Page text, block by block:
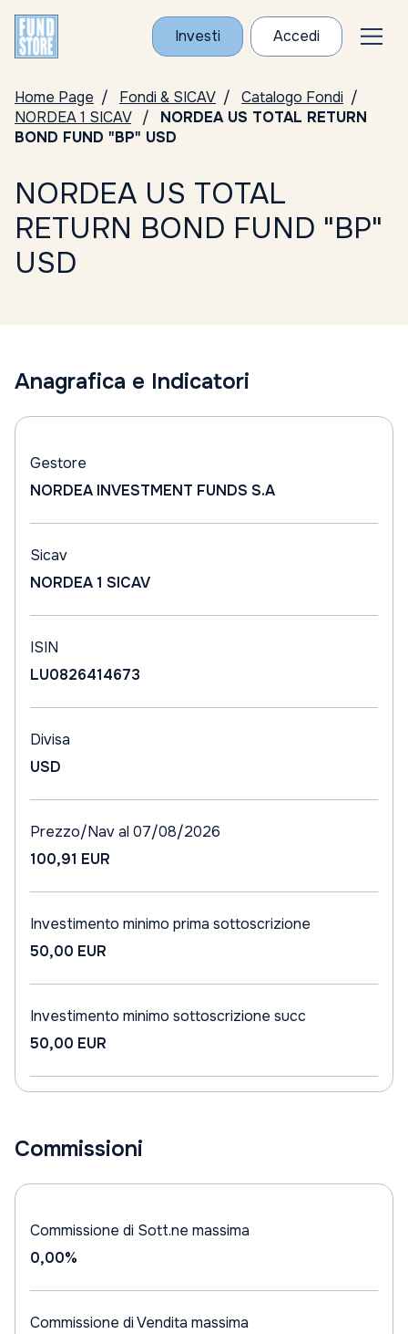
Investi Accedi
Home Page Fondi & SICAV
Catalogo Fondi
NORDEA 1 SICAV
NORDEA US TOTAL RETURN
BOND FUND "BP" USD
NORDEA US TOTAL
RETURN BOND FUND "BP"
USD
Anagrafica e Indicatori
Gestore
NORDEA INVESTMENT FUNDS S.A
Sicav
NORDEA 1 SICAV
ISIN
LU0826414673
Divisa
USD
Prezzo/Nav al 07/08/2026
100,91 EUR
Investimento minimo prima sottoscrizione
50,00 EUR
Investimento minimo sottoscrizione succ
50,00 EUR
Commissioni
Commissione di Sott.ne massima
0,00%
Commissione di Vendita massima